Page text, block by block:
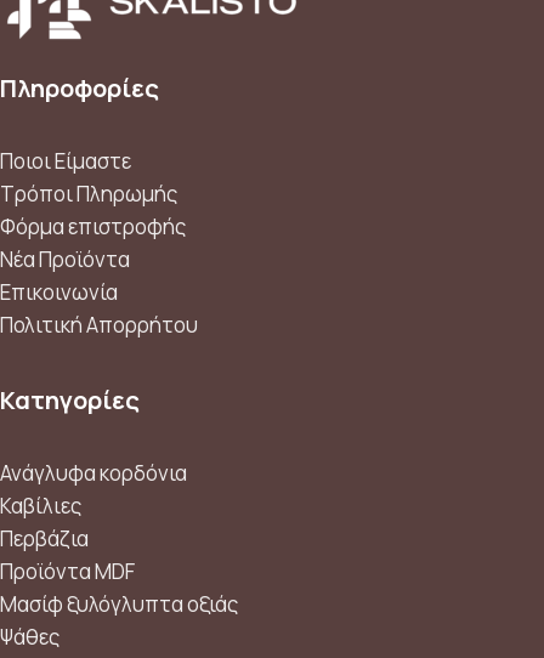
Πληροφορίες
Ποιοι Είμαστε
Τρόποι Πληρωμής
Φόρμα επιστροφής
Νέα Προϊόντα
Επικοινωνία
Πολιτική Απορρήτου
Κατηγορίες
Ανάγλυφα κορδόνια
Καβίλιες
Περβάζια
Προϊόντα MDF
Μασίφ ξυλόγλυπτα οξιάς
Ψάθες